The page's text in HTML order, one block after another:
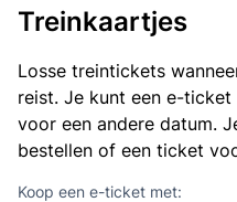
Treinkaartjes
Losse treintickets
reist. Je kunt een e-
voor een andere datum.
bestellen of een ticket
Koop een e-ticket met: